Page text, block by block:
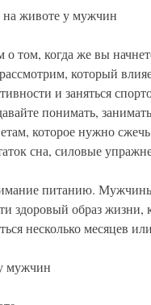
на животе у мужчин
том, когда же вы
который
и заняться
понимать,
которое нужно
сна, силовые
питанию.
здоровый образ жизни,
несколько месяцев
мужчин